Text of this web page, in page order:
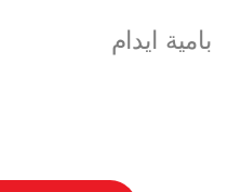
بامية ايدام